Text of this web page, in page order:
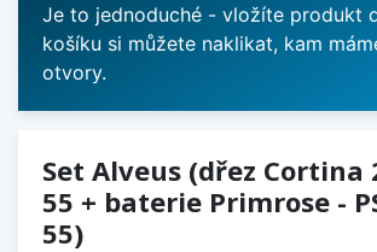
Je to jednoduché - vložíte produkt
košíku si můžete naklikat, kam
otvory.
Set Alveus (dřez Cortina
55 + baterie Primrose -
55)